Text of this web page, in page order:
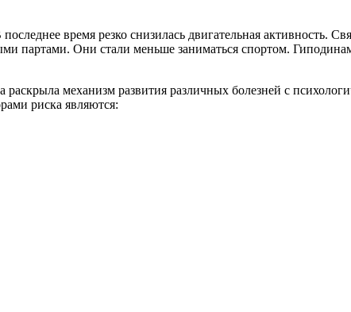
время резко снизилась двигательная активность.
партами. Они стали меньше заниматься спортом.
механизм развития различных болезней с
риска являются: